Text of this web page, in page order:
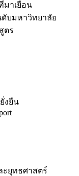
าเยือน
บมหาวิทยาลัย
ตร
งยืน
ยุทธศาสตร์